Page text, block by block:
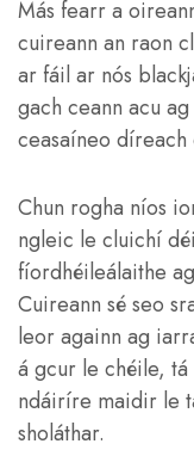
Más fearr a
cuireann an raon
ar fáil ar nós
gach ceann acu
ceasaíneo díreach
Chun rogha níos
ngleic le cluichí
fíordhéileálaithe
Cuireann sé seo
leor againn ag
á gcur le chéile,
ndáiríre maidir le
sholáthar.